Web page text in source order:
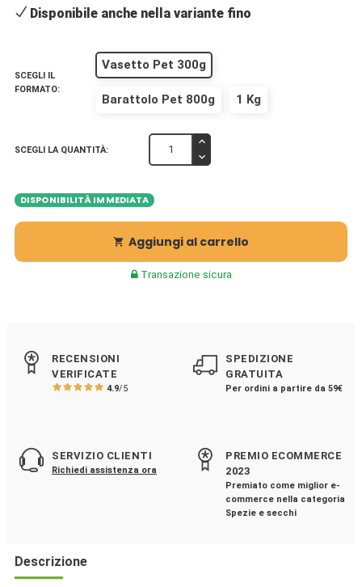
Disponibile anche nella variante fino
SCEGLI IL
FORMATO:
Vasetto Pet 300g
Barattolo Pet 800g 1 Kg
SCEGLI LA QUANTITÀ:
DISPONIBILITÀ IMMEDIATA
 Aggiungi al carrello
Transazione sicura
RECENSIONI
VERIFICATE
4.9/5
SPEDIZIONE
GRATUITA
Per ordini a partire da 59€
SERVIZIO CLIENTI
Richiedi assistenza ora
PREMIO ECOMMERCE
2023
Premiato come miglior e-
commerce nella categoria
Spezie e secchi
Descrizione